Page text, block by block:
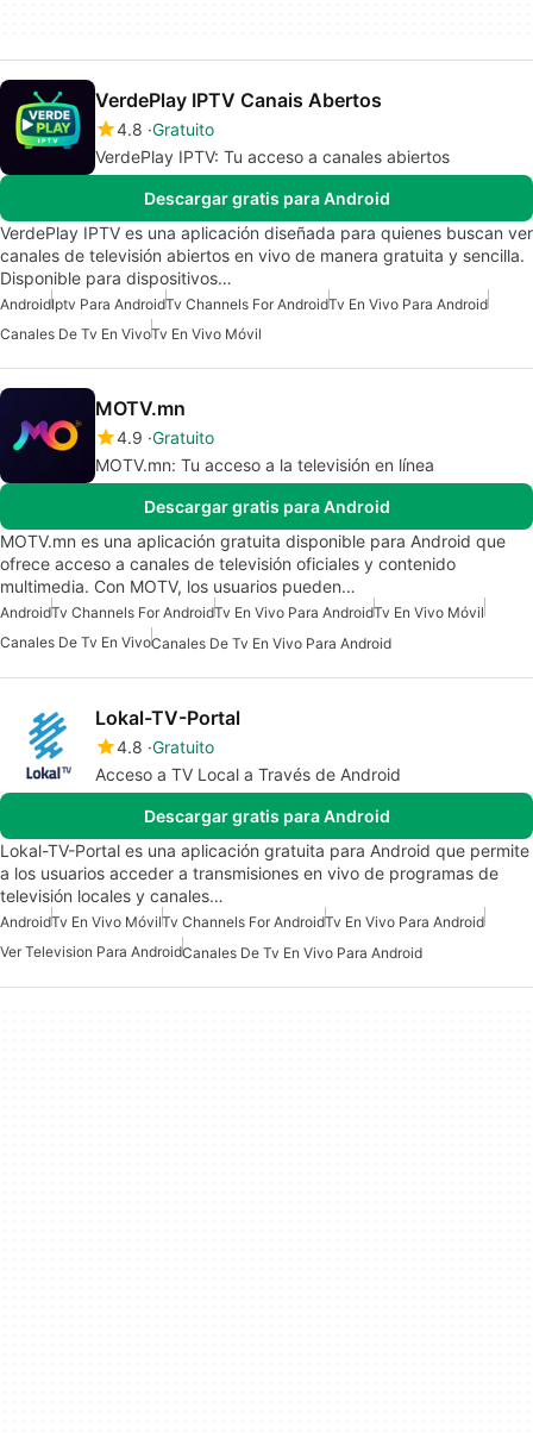
VerdePlay IPTV Canais Abertos
4.8 Gratuito
VerdePlay IPTV: Tu acceso a canales abiertos
Descargar gratis para Android
VerdePlay IPTV es una aplicación diseñada para quienes buscan ver
canales de televisión abiertos en vivo de manera gratuita y sencilla.
Disponible para dispositivos…
AndroidIptv Para AndroidTv Channels For AndroidTv En Vivo Para Android
Canales De Tv En VivoTv En Vivo Móvil
MOTV.mn
4.9 Gratuito
MOTV.mn: Tu acceso a la televisión en línea
Descargar gratis para Android
MOTV.mn es una aplicación gratuita disponible para Android que
ofrece acceso a canales de televisión oficiales y contenido
multimedia. Con MOTV, los usuarios pueden…
AndroidTv Channels For AndroidTv En Vivo Para AndroidTv En Vivo Móvil
Canales De Tv En VivoCanales De Tv En Vivo Para Android
Lokal-TV-Portal
4.8 Gratuito
Acceso a TV Local a Través de Android
Descargar gratis para Android
Lokal-TV-Portal es una aplicación gratuita para Android que permite
a los usuarios acceder a transmisiones en vivo de programas de
televisión locales y canales…
AndroidTv En Vivo MóvilTv Channels For AndroidTv En Vivo Para Android
Ver Television Para AndroidCanales De Tv En Vivo Para Android